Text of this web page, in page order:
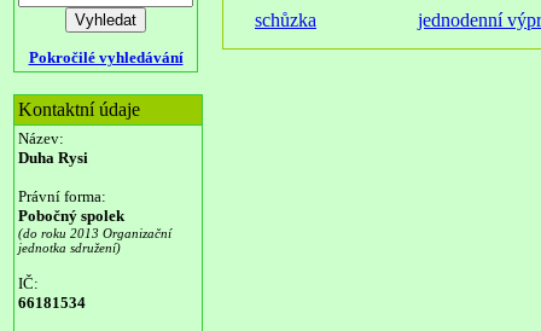
Pokročilé vyhledávání
Kontaktní údaje
Název:
Duha Rysi
Právní forma:
Pobočný spolek
(do roku 2013 Organizační
jednotka sdružení)
IČ:
66181534
schůzka jednodenní